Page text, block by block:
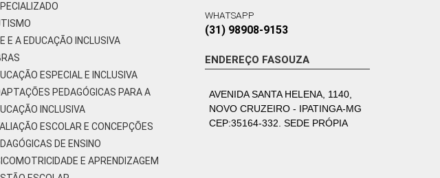
E A EDUCAÇÃO INCLUSIVA
ESPECIAL E INCLUSIVA
PEDAGÓGICAS PARA A
INCLUSIVA
ESCOLAR E CONCEPÇÕES
DE ENSINO
E APRENDIZAGEM
WHATSAPP
(31) 98908-9153
ENDEREÇO FASOUZA
AVENIDA SANTA HELENA, 1140,
NOVO CRUZEIRO - IPATINGA-MG
CEP:35164-332. SEDE PRÓPIA